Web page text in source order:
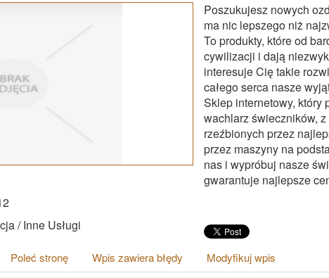
Poszukujesz nowych
ma nic lepszego niż
To produkty, które od
cywilizacji i dają
interesuje Cię takie
całego serca nasze
Sklep internetowy, który
wachlarz świeczników,
rzeźbionych przez
przez maszyny na
nas i wypróbuj nasze
gwarantuje najlepsze
/ Inne Usługi
Poleć stronę Wpis zawiera błędy Modyfikuj wpis